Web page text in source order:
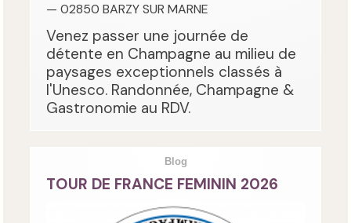
— 02850 BARZY SUR MARNE
Venez passer une journée de
détente en Champagne au milieu de
paysages exceptionnels classés à
l'Unesco. Randonnée, Champagne &
Gastronomie au RDV.
Blog
TOUR DE FRANCE FEMININ 2026